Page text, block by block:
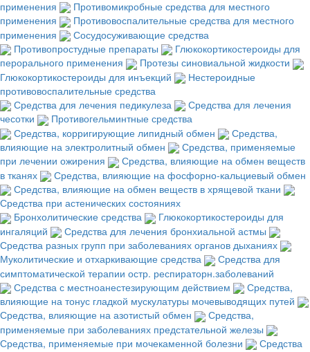
применения
Противомикробные средства для местного
применения
Противовоспалительные средства для местного
применения
Сосудосуживающие средства
Противопростудные препараты
Глюкокортикостероиды для
перорального применения
Протезы синовиальной жидкости
Глюкокортикостероиды для инъекций
Нестероидные
противовоспалительные средства
Средства для лечения педикулеза
Средства для лечения
чесотки
Противогельминтные средства
Средства, корригирующие липидный обмен
Средства,
влияющие на электролитный обмен
Средства, применяемые
при лечении ожирения
Средства, влияющие на обмен веществ
в тканях
Средства, влияющие на фосфорно-кальциевый обмен
Средства, влияющие на обмен веществ в хрящевой ткани
Средства при астенических состояниях
Бронхолитические средства
Глюкокортикостероиды для
ингаляций
Средства для лечения бронхиальной астмы
Средства разных групп при заболеваниях органов дыханиях
Муколитические и отхаркивающие средства
Средства для
симптоматической терапии остр. респираторн.заболеваний
Средства с местноанестезирующим действием
Средства,
влияющие на тонус гладкой мускулатуры мочевыводящих путей
Средства, влияющие на азотистый обмен
Средства,
применяемые при заболеваниях предстательной железы
Средства, применяемые при мочекаменной болезни
Средства